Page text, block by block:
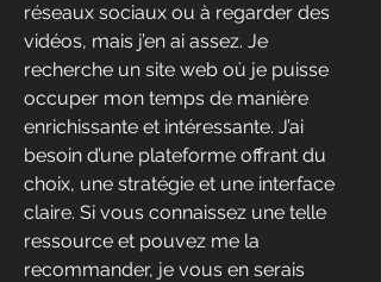
réseaux sociaux ou à regarder des
vidéos, mais j’en ai assez. Je
recherche un site web où je puisse
occuper mon temps de manière
enrichissante et intéressante. J’ai
besoin d’une plateforme offrant du
choix, une stratégie et une interface
claire. Si vous connaissez une telle
ressource et pouvez me la
recommander, je vous en serais